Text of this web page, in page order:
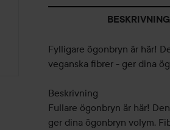
BESKRIVNING
Fylligare ögonbryn är här!
veganska fibrer - ger dina
Beskrivning
Fullare ögonbryn är här!
ger dina ögonbryn volym.